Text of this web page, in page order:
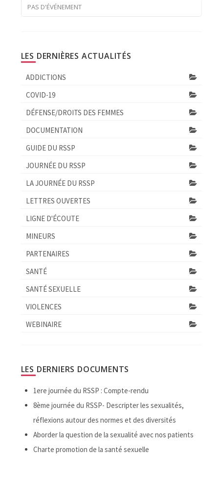
PAS D'ÉVÉNEMENT
LES DERNIÈRES ACTUALITÉS
ADDICTIONS
COVID-19
DÉFENSE/DROITS DES FEMMES
DOCUMENTATION
GUIDE DU RSSP
JOURNÉE DU RSSP
LA JOURNÉE DU RSSP
LETTRES OUVERTES
LIGNE D'ÉCOUTE
MINEURS
PARTENAIRES
SANTÉ
SANTÉ SEXUELLE
VIOLENCES
WEBINAIRE
LES DERNIERS DOCUMENTS
1ere journée du RSSP : Compte-rendu
8ème journée du RSSP- Descripter les sexualités,
réflexions autour des normes et des diversités
Aborder la question de la sexualité avec nos patients
Charte promotion de la santé sexuelle